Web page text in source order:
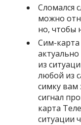
Сломался
можно
но, чтобы
Сим-карта
из
любой из
симку вам
сигнал
карта
ситуации